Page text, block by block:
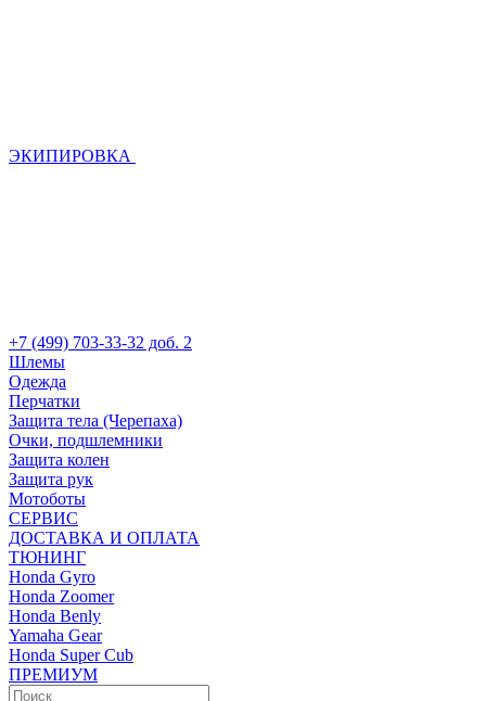
ЭКИПИРОВКА
+7 (499) 703-33-32 доб. 2
Шлемы
Одежда
Перчатки
Защита тела (Черепаха)
Очки, подшлемники
Защита колен
Защита рук
Мотоботы
СЕРВИС
ДОСТАВКА И ОПЛАТА
ТЮНИНГ
Honda Gyro
Honda Zoomer
Honda Benly
Yamaha Gear
Honda Super Cub
ПРЕМИУМ